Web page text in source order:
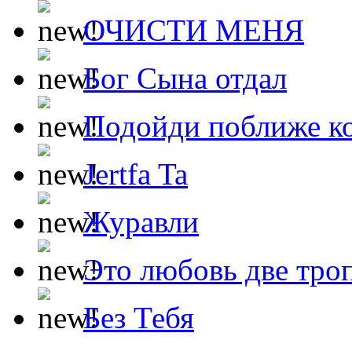
ОЧИСТИ МЕНЯ
Бог Сына отдал
Подойди поближе
Jertfa Ta
Журавли
Это любовь две
Без Тебя